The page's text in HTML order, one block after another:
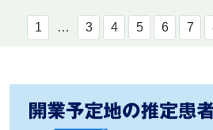
1 … 3 4 5 6 7